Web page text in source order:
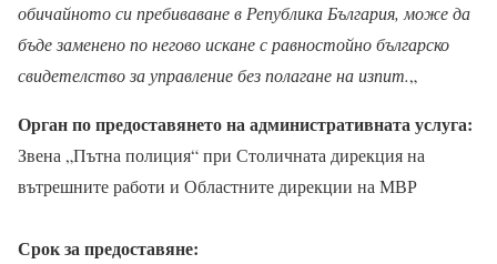
обичайното си пребиваване в Република България, може да
бъде заменено по негово искане с равностойно българско
свидетелство за управление без полагане на изпит.„
Орган по предоставянето на административната услуга:
Звена „Пътна полиция“ при Столичната дирекция на
вътрешните работи и Областните дирекции на МВР
Срок за предоставяне: